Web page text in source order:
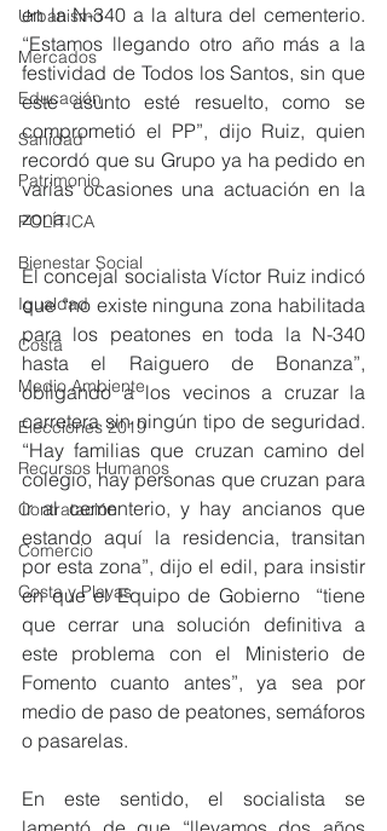
Urbanismo
Mercados
Educación
Sanidad
Patrimonio
POLÍTICA
Bienestar Social
Igualdad
Costa
Medio Ambiente
Elecciones 2019
Recursos Humanos
Contratación
Comercio
Costa y Playas
en la N-340 a la altura del cementerio.
“Estamos llegando otro año más a la
festividad de Todos los Santos, sin que
este asunto esté resuelto, como se
comprometió el PP”, dijo Ruiz, quien
recordó que su Grupo ya ha pedido en
varias ocasiones una actuación en la
zona.
El concejal socialista Víctor Ruiz indicó
que “no existe ninguna zona habilitada
para los peatones en toda la N-340
hasta el Raiguero de Bonanza”,
obligando a los vecinos a cruzar la
carretera sin ningún tipo de seguridad.
“Hay familias que cruzan camino del
colegio, hay personas que cruzan para
ir al cementerio, y hay ancianos que
estando aquí la residencia, transitan
por esta zona”, dijo el edil, para insistir
en que el Equipo de Gobierno  “tiene
que cerrar una solución definitiva a
este problema con el Ministerio de
Fomento cuanto antes”, ya sea por
medio de paso de peatones, semáforos
o pasarelas.
En este sentido, el socialista se